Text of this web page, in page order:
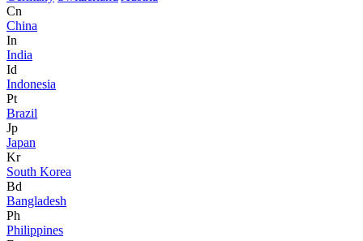
Cn
China
In
India
Id
Indonesia
Pt
Brazil
Jp
Japan
Kr
South Korea
Bd
Bangladesh
Ph
Philippines